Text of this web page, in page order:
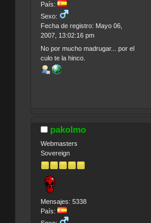
País:
Sexo:
Fecha de registro: Mayo 06,
2007, 13:02:16 pm
No por mucho madrugar... por el
culo te la hinco.
pakolmo
Webmasters
Sovereign
Mensajes: 5338
País: